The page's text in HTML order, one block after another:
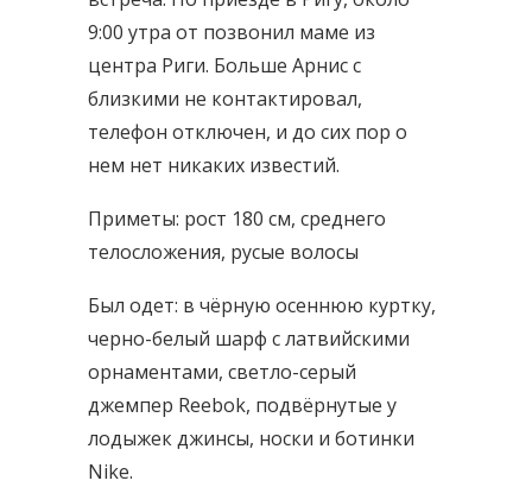
9:00 утра от позвонил маме из
центра Риги. Больше Арнис с
близкими не контактировал,
телефон отключен, и до сих пор о
нем нет никаких известий.
Приметы: рост 180 см, среднего
телосложения, русые волосы
Был одет: в чёрную осеннюю куртку,
черно-белый шарф с латвийскими
орнаментами, светло-серый
джемпер Reebok, подвёрнутые у
лодыжек джинсы, носки и ботинки
Nike.